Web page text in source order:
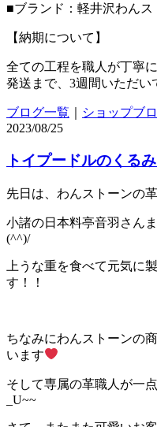
■ブランド：軽井沢わんス
【納期について】
全ての工程を職人が丁寧
発送まで、3週間いただい
ブログ一覧 ショップブ
2023/08/25
トイプードルのくる
先日は、わんストーンの
小諸の日本料亭音羽さん
(^^)/
上うな重を食べて元気に
す！！
ちなみにわんストーンの
います
そして専属の革職人が一
_U~~